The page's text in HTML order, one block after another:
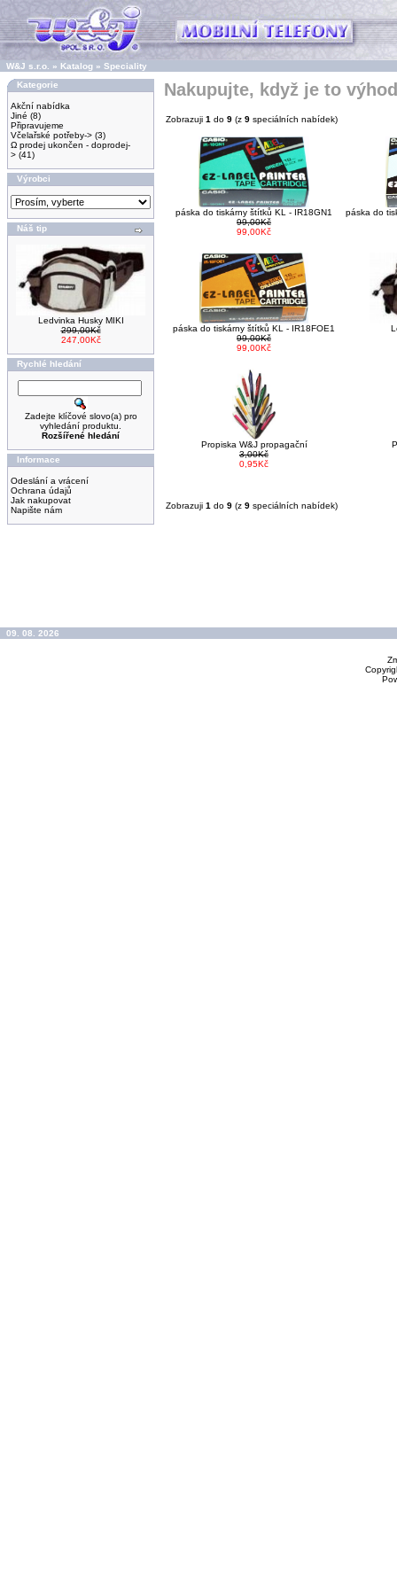
W&J s.r.o. » Katalog » Speciality
Kategorie
Akční nabídka
Jiné (8)
Připravujeme
Včelařské potřeby-> (3)
Ω prodej ukončen - doprodej-
> (41)
Výrobci
Náš tip
Ledvinka Husky MIKI
299,00Kč
247,00Kč
Rychlé hledání
Zadejte klíčové slovo(a) pro
vyhledání produktu.
Rozšířené hledání
Informace
Odeslání a vrácení
Ochrana údajů
Jak nakupovat
Napište nám
Nakupujte, když je to
Zobrazuji 1 do 9 (z 9 speciálních nabídek)
páska do tiskárny štítků KL - IR18GN1
99,00Kč
99,00Kč
páska do
páska do tiskárny štítků KL - IR18FOE1
99,00Kč
99,00Kč
Propiska W&J propagační
3,00Kč
0,95Kč
Zobrazuji 1 do 9 (z 9 speciálních nabídek)
09. 08. 2026